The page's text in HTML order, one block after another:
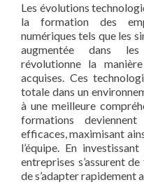
Les évolutions
la formation des
numériques tels que les
augmentée dans les
révolutionne la
acquises. Ces
totale dans un
à une meilleure
formations
efficaces, maximisant
l’équipe. En
entreprises s’assurent
de s’adapter rapidement